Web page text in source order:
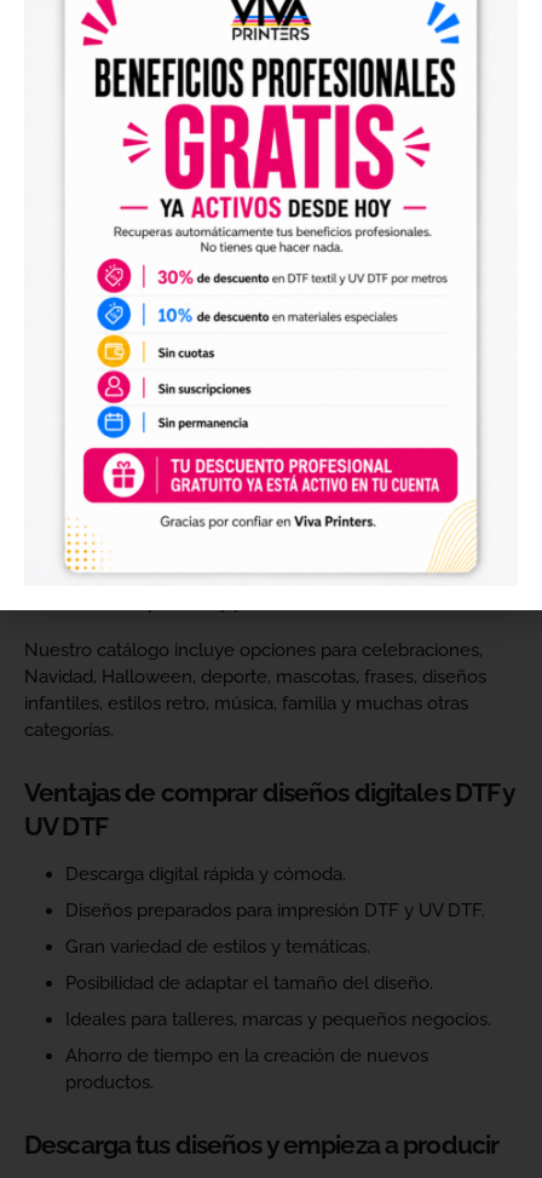
el archivo en tu programa de impresión y producirlo con tu
maquinaria DTF.
Diseños digitales para impresión UV DTF
También encontrarás diseños digitales para UV DTF
perfectos para personalizar vasos, botellas, termos, cajas,
envases, artículos promocionales y otras superficies rígidas
Estos diseños permiten incorporar nuevas opciones a tu
catálogo de personalización de objetos y preparar
producciones propias utilizando tu impresora UV DTF o tu
proveedor habitual de impresión.
Archivos digitales para negocios de
personalización
Comprar diseños digitales es una solución práctica para
profesionales que quieren ahorrar tiempo, renovar su
catálogo y ofrecer más variedad de productos a sus
clientes. Podrás escoger diseños de diferentes estilos,
Nuestro catálogo incluye opciones para celebraciones,
Navidad, Halloween, deporte, mascotas, frases, diseños
infantiles, estilos retro, música, familia y muchas otras
categorías.
Ventajas de comprar diseños digitales DTF y
UV DTF
Descarga digital rápida y cómoda.
Diseños preparados para impresión DTF y UV DTF.
Gran variedad de estilos y temáticas.
Posibilidad de adaptar el tamaño del diseño.
Ideales para talleres, marcas y pequeños negocios.
Ahorro de tiempo en la creación de nuevos
productos.
Descarga tus diseños y empieza a producir